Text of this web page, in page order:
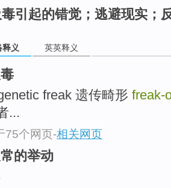
引起的错觉；逃避现实；
释义 英英释义
freak 遗传畸形 freak-
...
75个网页-相关网页
的举动